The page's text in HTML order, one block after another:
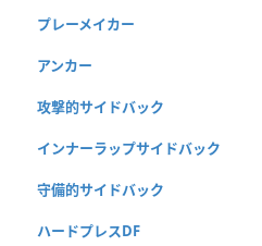
プレーメイカー
アンカー
攻撃的サイドバック
インナーラップサイドバック
守備的サイドバック
ハードプレスDF